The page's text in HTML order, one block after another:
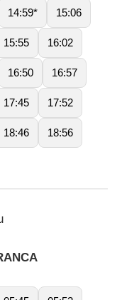
14:59* 15:06
15:55 16:02
16:50 16:57
17:45 17:52
18:46 18:56